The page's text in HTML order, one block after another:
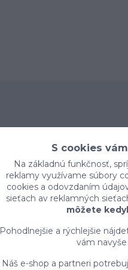
S cookies
Na základnú funkčnosť,
reklamy využívame súbory
cookies a odovzdaním
sieťach av reklamných
môžete
Pohodlnejšie a rýchlejšie
vám
Náš e-shop a partneri